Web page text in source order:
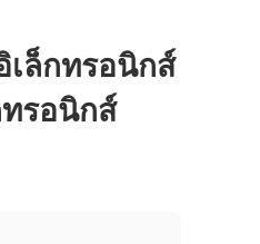
เล็กทรอนิกส์
รอนิกส์